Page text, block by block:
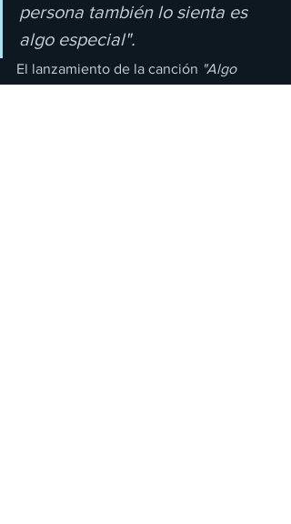
persona también lo sienta es
algo especial".
El lanzamiento de la canción "Algo